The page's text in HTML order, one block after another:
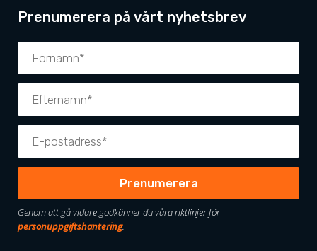
Prenumerera på vårt nyhetsbrev
Genom att gå vidare godkänner du våra riktlinjer för
personuppgiftshantering.